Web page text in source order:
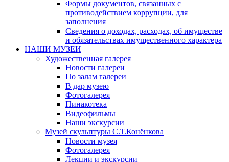
Формы документов, связанных с
противодействием коррупции, для
заполнения
Сведения о доходах, расходах, об имуществе
и обязательствах имущественного характера
НАШИ МУЗЕИ
Художественная галерея
Новости галереи
По залам галереи
В дар музею
Фотогалерея
Пинакотека
Видеофильмы
Наши экскурсии
Музей скульптуры С.Т.Конёнкова
Новости музея
Фотогалерея
Лекции и экскурсии